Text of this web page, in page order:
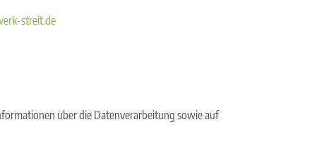
streit.de
über die Datenverarbeitung sowie auf